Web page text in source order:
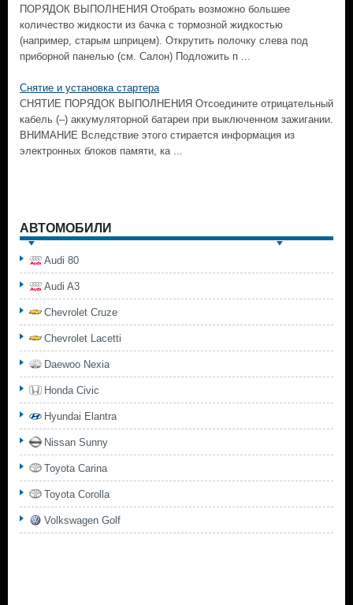
ПОРЯДОК ВЫПОЛНЕНИЯ Отобрать возможно большее
количество жидкости из бачка с тормозной жидкостью
(например, старым шприцем). Открутить полочку слева под
приборной панелью (см. Салон) Подложить п ...
Снятие и установка стартера
СНЯТИЕ ПОРЯДОК ВЫПОЛНЕНИЯ Отсоедините отрицательный
кабель (–) аккумуляторной батареи при выключенном зажигании.
ВНИМАНИЕ Вследствие этого стирается информация из
электронных блоков памяти, ка ...
АВТОМОБИЛИ
Audi 80
Audi A3
Chevrolet Cruze
Chevrolet Lacetti
Daewoo Nexia
Honda Civic
Hyundai Elantra
Nissan Sunny
Toyota Carina
Toyota Corolla
Volkswagen Golf